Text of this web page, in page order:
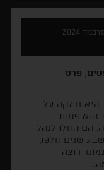
נורבגיה 2024
פרס
היא נדלקה על
הוא פחות
הם החלו לנהל
שנים חלפו,
רוצה